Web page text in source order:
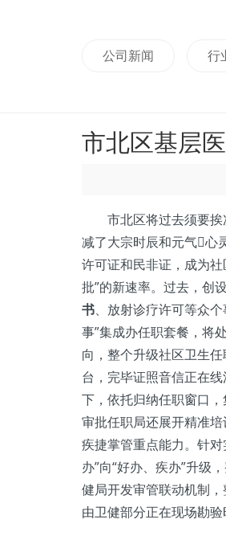
公司新闻 行
市北区基层
市北区将过去须要挨
减了大宗时辰和元气心
许可证和民非证，成为
批”的新速率。过去，创
书、放射诊疗许可等众
事”集成办任职套餐，将
向，整个升级社区卫生
台，完毕证照音信正在
下，依托归纳任职窗口
审批任职局还展开精准
疾捷掌管重点能力。针
办”向“好办、疾办”升级
健局开发审管联动机制
由卫健部分正在现场勘